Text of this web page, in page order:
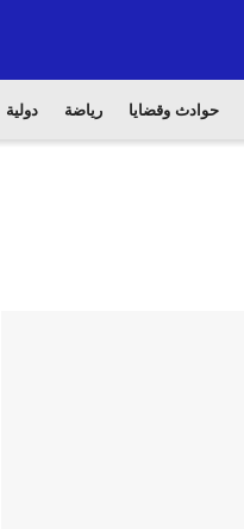
حوادث وقضايا رياضة دولية